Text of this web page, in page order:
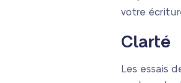
votre
Clarté
Les essais